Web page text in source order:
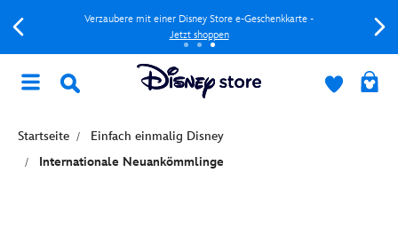
Verzaubere mit einer Disney Store e-Geschenkkarte -
Jetzt shoppen
Startseite
Einfach einmalig Disney
Internationale Neuankömmlinge